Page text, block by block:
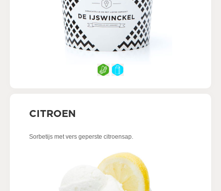
CITROEN
Sorbetijs met vers geperste citroensap.